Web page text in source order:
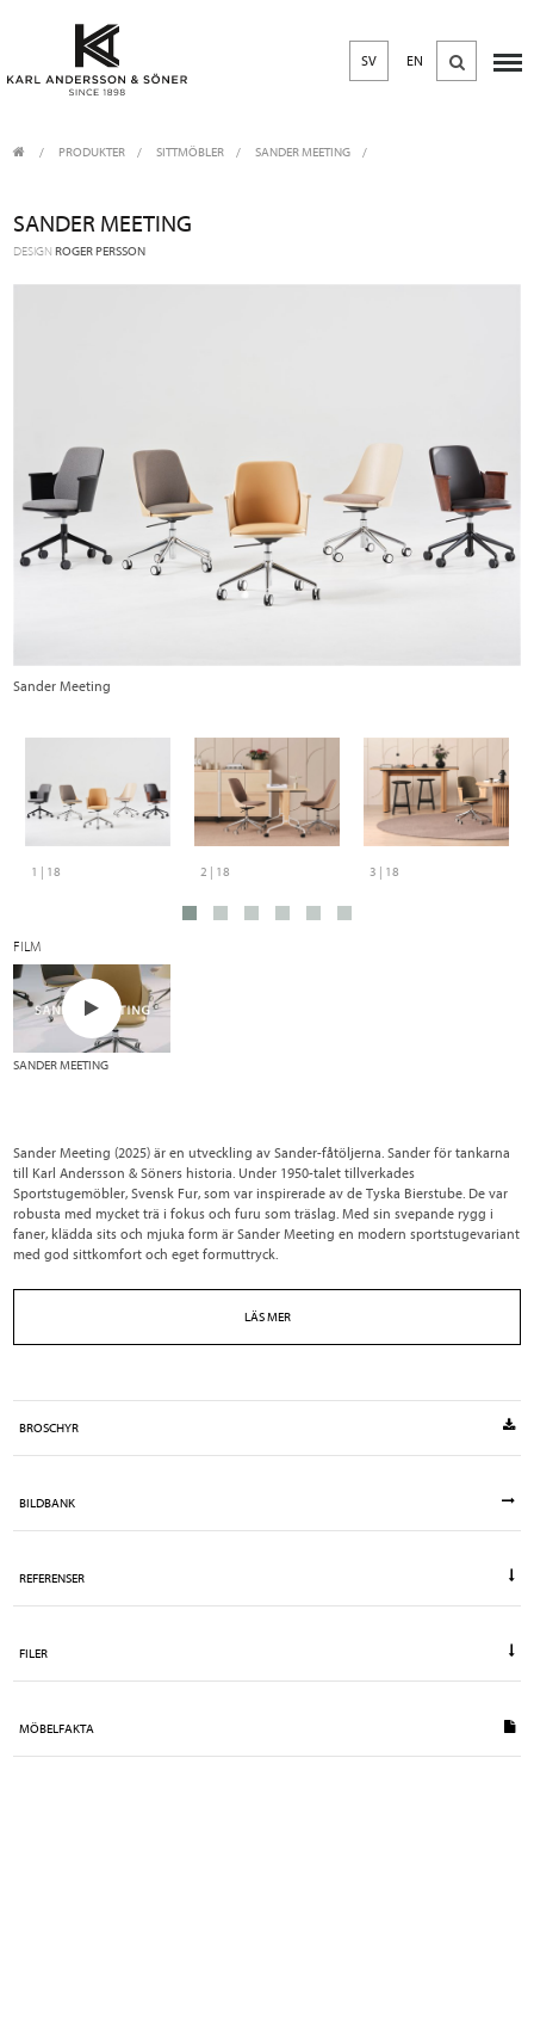
SV EN
PRODUKTER / SITTMÖBLER SANDER MEETING
SANDER MEETING
DESIGN ROGER PERSSON
Sander Meeting
1 | 18 2 | 18 3 | 18
FILM
SANDER MEETING
LÄS MER
Sander Meeting (2025) är en utveckling av Sander-fåtöljerna. Sander för tankarna
till Karl Andersson & Söners historia. Under 1950-talet tillverkades
Sportstugemöbler, Svensk Fur, som var inspirerade av de Tyska Bierstube. De var
robusta med mycket trä i fokus och furu som träslag. Med sin svepande rygg i
faner, klädda sits och mjuka form är Sander Meeting en modern sportstugevariant
med god sittkomfort och eget formuttryck.
BROSCHYR
BILDBANK
REFERENSER
FILER
MÖBELFAKTA